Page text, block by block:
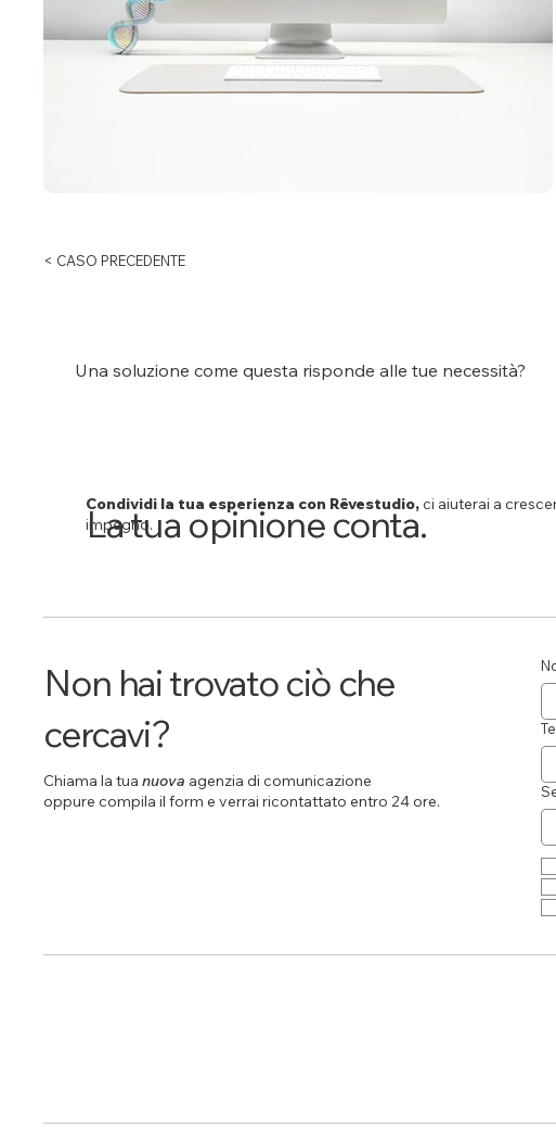
< CASO PRECEDENTE
Una soluzione come questa risponde alle tue necessità?
La tua opinione conta.
Condividi la tua esperienza con Rêvestudio,ci aiuterai a
impegno.
Non hai trovato ciò che
cercavi?
Chiama la tuanuova agenzia di comunicazione
oppure compila il form e verrai ricontattato entro 24 ore.